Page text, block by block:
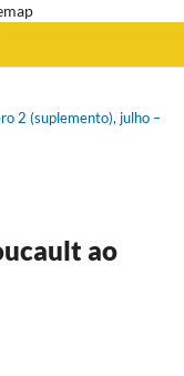
2 (suplemento), julho –
ao